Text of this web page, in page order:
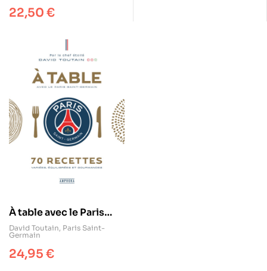
22,50 €
À table avec le Paris
Saint-Germain
David Toutain, Paris Saint-
Germain
24,95 €